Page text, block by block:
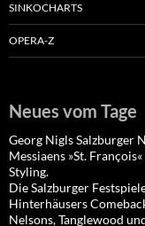
SINKOCHARTS
OPERA-Z
Neues vom Tage
Georg Nigls Salzburger
Messiaens »St.
Styling.
Die Salzburger
Hinterhäusers
Nelsons, Tanglewood